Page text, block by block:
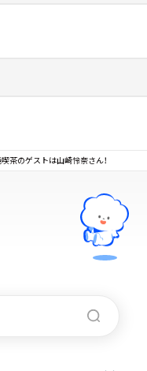
茶のゲストは山崎怜奈さん！